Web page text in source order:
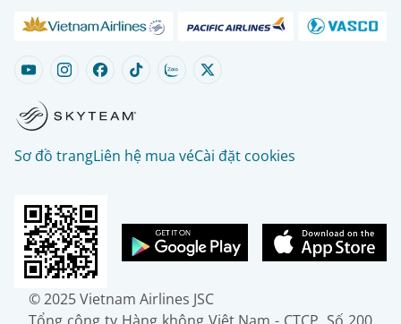
Sơ đồ trangLiên hệ mua véCài đặt cookies
© 2025 Vietnam Airlines JSC